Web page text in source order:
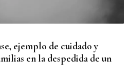
ejemplo de cuidado y
en la despedida de un